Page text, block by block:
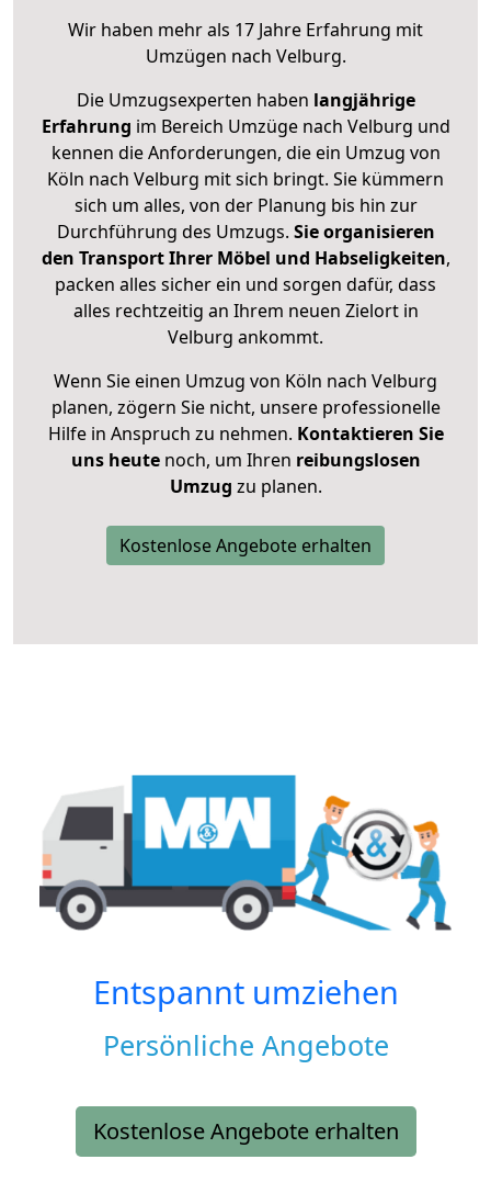
Wir haben mehr als 17 Jahre Erfahrung mit
Umzügen nach Velburg.
Die Umzugsexperten haben langjährige
Erfahrung im Bereich Umzüge nach Velburg und
kennen die Anforderungen, die ein Umzug von
Köln nach Velburg mit sich bringt. Sie kümmern
sich um alles, von der Planung bis hin zur
Durchführung des Umzugs. Sie organisieren
den Transport Ihrer Möbel und Habseligkeiten,
packen alles sicher ein und sorgen dafür, dass
alles rechtzeitig an Ihrem neuen Zielort in
Velburg ankommt.
Wenn Sie einen Umzug von Köln nach Velburg
planen, zögern Sie nicht, unsere professionelle
Hilfe in Anspruch zu nehmen. Kontaktieren Sie
uns heutenoch, um Ihren reibungslosen
Umzug zu planen.
Kostenlose Angebote erhalten
Entspannt umziehen
Persönliche Angebote
Kostenlose Angebote erhalten